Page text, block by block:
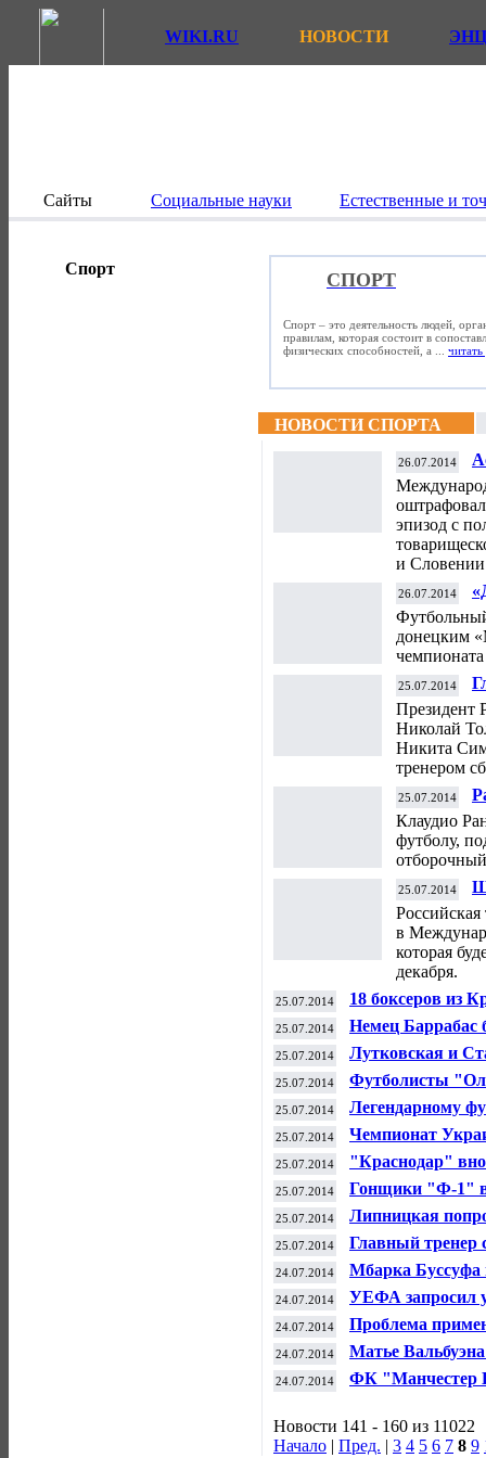
WIKI.RU НОВОСТИ
Сайты Социальные науки Естественные и
Спорт
СПОРТ
Спорт – это деятельность людей,
правилам, которая состоит в
физических способностей, а ... читать
НОВОСТИ СПОРТА
26.07.2014
эпизод с
и
26.07.2014
донецким
25.07.2014
Президент
Николай
Никита
тренером
25.07.2014
Клаудио
футболу,
25.07.2014
в
которая
декабря.
25.07.2014
18 боксеров из
чемпионате
25.07.2014
Немец Баррабас
Буадла, заявил
25.07.2014
Лутковская и
чемпионате
25.07.2014
Футболисты
товарищеском
25.07.2014
Легендарному
Федору
25.07.2014
Чемпионат
донецким
25.07.2014
"Краснодар"
отборочный
25.07.2014
Гонщики "Ф-1"
перерывом в
25.07.2014
Липницкая
музыку к
25.07.2014
Главный тренер
Пинто подал в
24.07.2014
Мбарка Буссуфа
будет -
24.07.2014
УЕФА запросил
24.07.2014
Проблема
легкую
24.07.2014
Матье
"Динамо" за €3
24.07.2014
ФК "Манчестер
Новости 141 - 160 из 11022
Начало | Пред. | 3 4 5 6 7 8 9